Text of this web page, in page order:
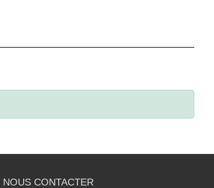
NOUS CONTACTER